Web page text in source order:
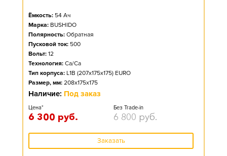
Ёмкость: 54 Ач
Марка: BUSHIDO
Полярность: Обратная
Пусковой ток: 500
Вольт: 12
Технология: Ca/Ca
Тип корпуса: L1B (207x175x175) EURO
Размер, мм: 208x175x175
Наличие: Под заказ
Цена*
6 300 руб.
Без Trade-in
6 800 руб.
Заказать